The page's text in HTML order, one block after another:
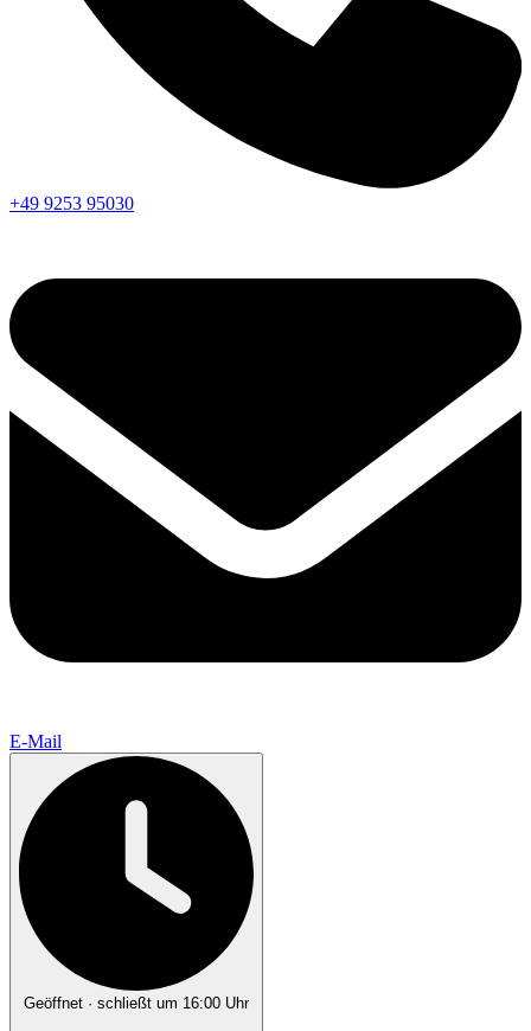
+49 9253 95030
E-Mail
Geöffnet · schließt um 16:00 Uhr